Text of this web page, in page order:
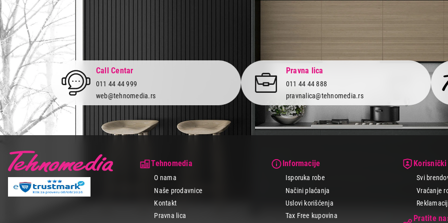
Call Centar
011 44 44 999
web@tehnomedia.rs
Pravna lica
011 44 44 888
pravnalica@tehnomedia.rs
Tehnomedia
O nama
Naše prodavnice
Kontakt
Pravna lica
Informacije
Isporuka robe
Načini plaćanja
Uslovi korišćenja
Tax Free kupovina
Svi
Vraćanje
Pratite